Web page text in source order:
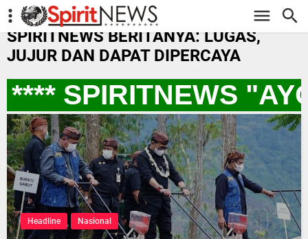
-->
SPIRITNEWS BERITANYA: LUGAS,
JUJUR DAN DAPAT DIPERCAYA
SPIRITNEWS
Headline Nasional